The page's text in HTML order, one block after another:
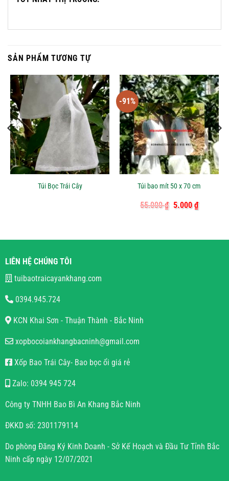
SẢN PHẨM TƯƠNG TỰ
Túi Bọc Trái Cây
-91%
Túi bao mít 50 x 70 cm
55.000₫ Giá
5.000₫Giá
hiện
LIÊN HỆ CHÚNG TÔI
tuibaotraicayankhang.com
0394.945.724
KCN Khai Sơn - Thuận Thành - Bắc Ninh
xopbocoiankhangbacninh@gmail.com
Xốp Bao Trái Cây- Bao bọc ổi giá rẻ
Zalo: 0394 945 724
Công ty TNHH Bao Bì An Khang Bắc Ninh
ĐKKD số: 2301179114
Do phòng Đăng Ký Kinh Doanh - Sở Kế Hoạch và Đầu Tư Tỉnh Bắc
Ninh cấp ngày 12/07/2021